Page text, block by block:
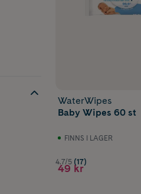
WaterWipes
Baby Wipes 60 st
FINNS I LAGER
4.7/5 (17)
49 kr